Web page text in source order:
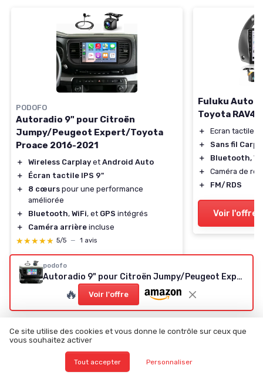
PODOFO
Autoradio 9" pour Citroën
Jumpy/Peugeot Expert/Toyota
Proace 2016-2021
＋ Wireless Carplay et Android Auto
＋
Écran tactile IPS 9"
＋
8 cœurs pour une performance
améliorée
＋
Bluetooth, WiFi, et GPS intégrés
＋
Caméra arrière incluse
★★★★★
★★★★★ 5/5 — 1 avis
Voir l'offre
Fuluku
Toyota RAV4
＋ Ecran tactile
＋
Sans fil
＋
Bluetooth,
＋
Caméra de
＋
FM/RDS
Voir l'offre
podofo
Autoradio 9" pour Citroën Jumpy/Peugeot Expert/Toyota Proace 2016-2021
🔥 Voir l'offre
Les articles par date
Ce site utilise des cookies et vous donne le contrôle sur ceux que
vous souhaitez activer
Tout accepter Personnaliser